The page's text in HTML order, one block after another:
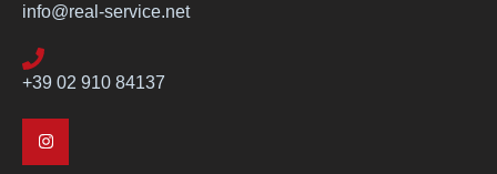
info@real-service.net
+39 02 910 84137